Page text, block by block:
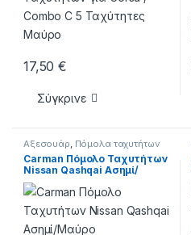
17,50€
Σύγκρινε
Αξεσουάρ, Πόμολα ταχυτήτων
Carman Πόμολο Ταχυτήτων
Nissan Qashqai Ασημί/
Μαύρο